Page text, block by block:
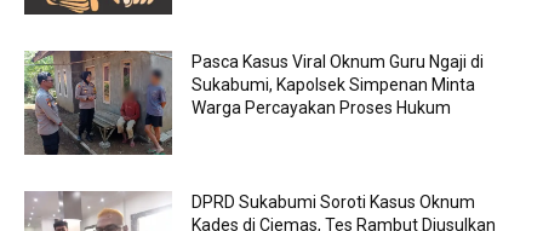
Pasca Kasus Viral Oknum Guru Ngaji di
Sukabumi, Kapolsek Simpenan Minta
Warga Percayakan Proses Hukum
DPRD Sukabumi Soroti Kasus Oknum
Kades di Ciemas, Tes Rambut Diusulkan